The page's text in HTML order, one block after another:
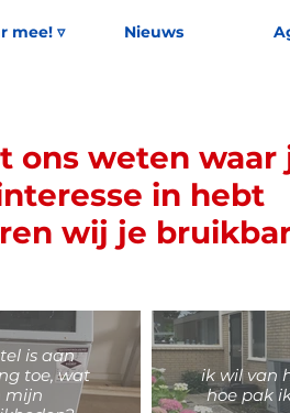
mee! ▿ Nieuws
ons weten waar
in hebt
wij je
is aan
toe, wat
mijn
ik wil van
hoe pak